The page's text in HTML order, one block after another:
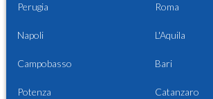
Perugia Roma
Napoli L'Aquila
Campobasso Bari
Potenza Catanzaro